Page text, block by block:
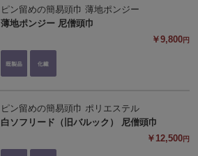
ピン留めの簡易頭巾 薄地ポンジー
薄地ポンジー 尼僧頭巾
￥9,800円
ピン留めの簡易頭巾 ポリエステル
白ソフリード（旧バルック） 尼僧頭巾
￥12,500円